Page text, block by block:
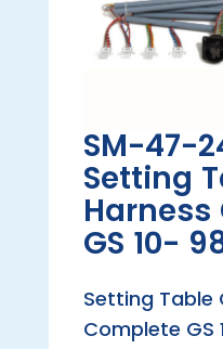
SM-47-
Setting
GS 10-
Setting Table
Complete